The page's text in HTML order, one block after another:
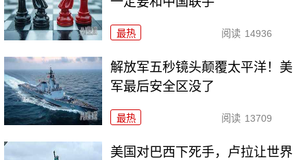
最热 阅读 14936
解放军五秒镜头颠覆太平洋！美
军最后安全区没了
最热 阅读 13709
美国对巴西下死手，卢拉让世界